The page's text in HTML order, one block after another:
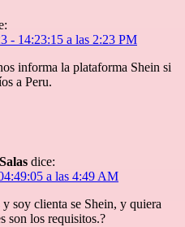
- 14:23:15 a las 2:23 PM
informa la plataforma Shein si
a Peru.
dice:
a las 4:49 AM
soy clienta se Shein, y quiera
son los requisitos.?